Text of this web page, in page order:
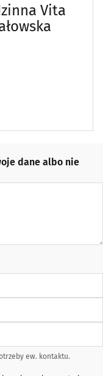
Vita
dane albo nie
ew. kontaktu.